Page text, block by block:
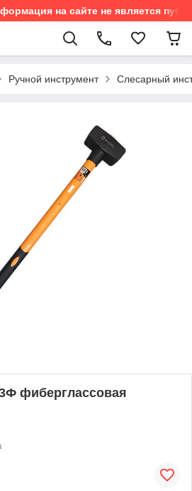
на сайте не является
Ручной инструмент Слесарный
фиберглассовая